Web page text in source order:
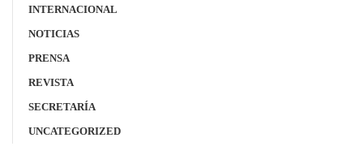
INTERNACIONAL
NOTICIAS
PRENSA
REVISTA
SECRETARÍA
UNCATEGORIZED